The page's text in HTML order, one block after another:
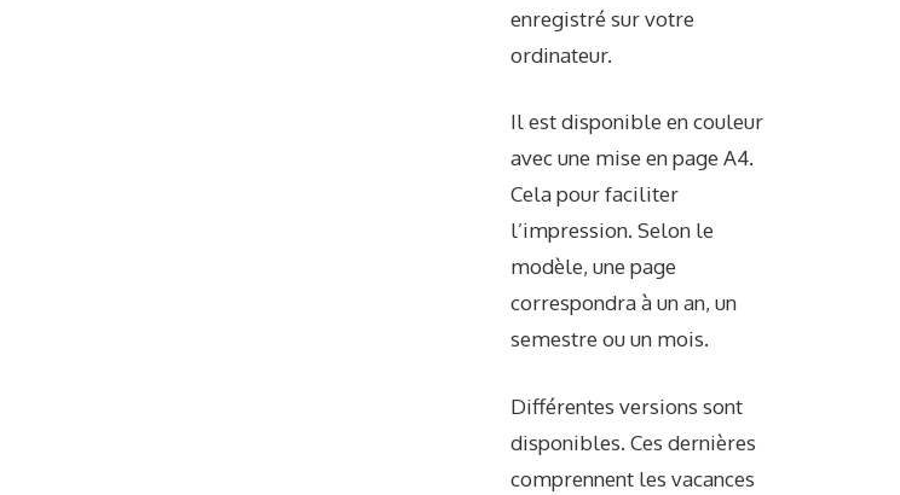
enregistré sur votre
ordinateur.
Il est disponible en couleur
avec une mise en page A4.
Cela pour faciliter
l’impression. Selon le
modèle, une page
correspondra à un an, un
semestre ou un mois.
Différentes versions sont
disponibles. Ces dernières
comprennent les vacances